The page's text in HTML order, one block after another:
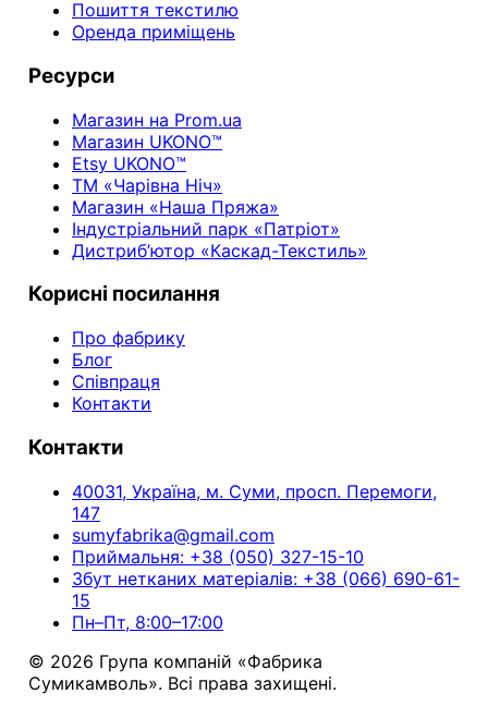
Пошиття текстилю
Оренда приміщень
Ресурси
Магазин на Prom.ua
Магазин UKONO™
Etsy UKONO™
ТМ «Чарівна Ніч»
Магазин «Наша Пряжа»
Індустріальний парк «Патріот»
Дистриб’ютор «Каскад-Текстиль»
Корисні посилання
Про фабрику
Блог
Співпраця
Контакти
Контакти
40031, Україна, м. Суми, просп. Перемоги,
147
sumyfabrika@gmail.com
Приймальня: +38 (050) 327-15-10
Збут нетканих матеріалів: +38 (066) 690-61-
15
Пн–Пт, 8:00–17:00
© 2026 Група компаній «Фабрика
Сумикамволь». Всі права захищені.